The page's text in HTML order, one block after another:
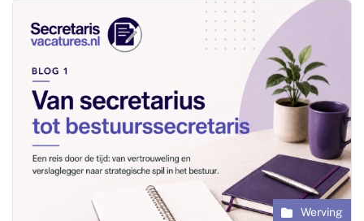
Werving